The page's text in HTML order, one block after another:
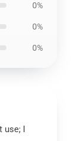
0%
0%
0%
use; I